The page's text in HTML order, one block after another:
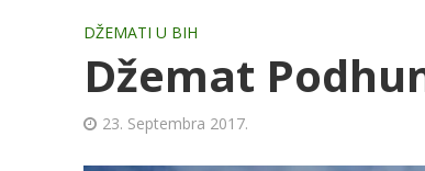
DŽEMATI U BIH
Džemat
23. Septembra 2017.